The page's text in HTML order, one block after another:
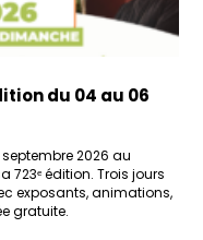
du 04 au 06
2026 au
édition. Trois jours
exposants, animations,
gratuite.